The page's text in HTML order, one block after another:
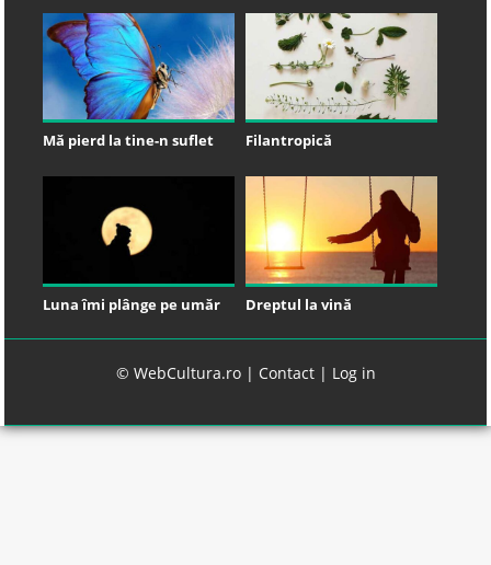
Mă pierd la tine-n suflet Filantropică
Luna îmi plânge pe umăr Dreptul la vină
© WebCultura.ro | Contact| Log in